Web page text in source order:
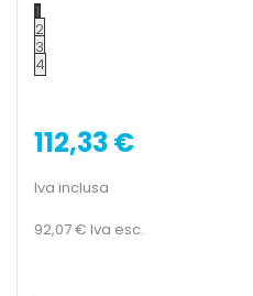
1
2
3
4
112,33 €
Iva inclusa
92,07 € Iva esc.